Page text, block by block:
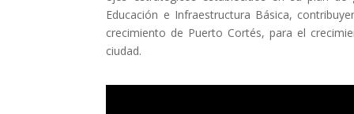
Educación e Infraestructura Básica,
crecimiento de Puerto Cortés, para el
ciudad.